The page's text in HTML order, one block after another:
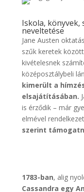
Iskola, könyvek,
neveltetése
Jane Austen
szűk keretek
kivételesnek
középosztálybeli
kimerült a
elsajátításában.
is érződik – már
elmével
szerint
1783-ban, alig
Cassandra egy